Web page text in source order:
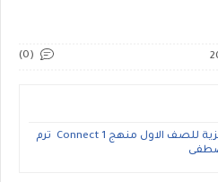
(0)
تحميل مذكرة اللغة الانجليزية للصف الاول منهج Connect 1 ترم